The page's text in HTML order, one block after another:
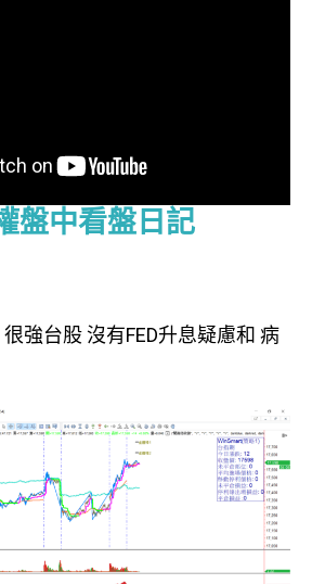
盤中看盤日記
強台股 沒有FED升息疑慮和 病